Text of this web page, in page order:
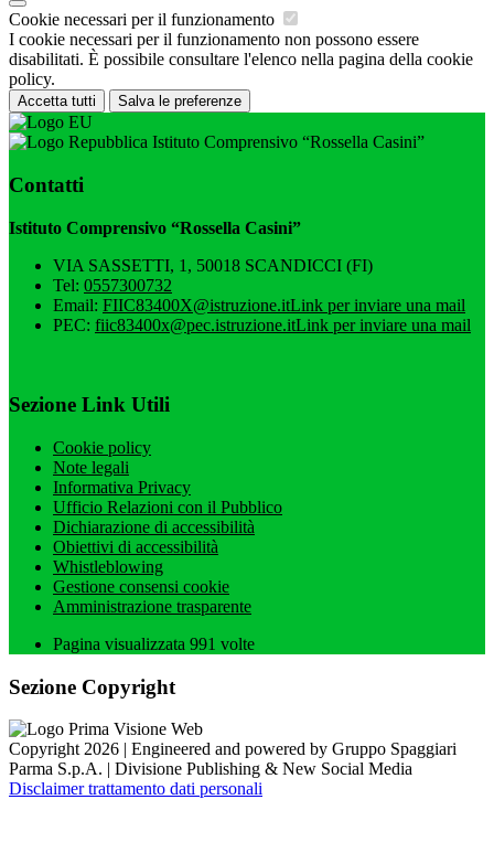
Cookie necessari per il funzionamento
I cookie necessari per il funzionamento non possono essere
disabilitati. È possibile consultare l'elenco nella pagina della cookie
policy.
Accetta tutti Salva le preferenze
Istituto Comprensivo “Rossella Casini”
Contatti
Istituto Comprensivo “Rossella Casini”
VIA SASSETTI, 1, 50018 SCANDICCI (FI)
Tel: 0557300732
Email: FIIC83400X@istruzione.itLink per inviare una mail
PEC: fiic83400x@pec.istruzione.itLink per inviare una mail
Sezione Link Utili
Cookie policy
Note legali
Informativa Privacy
Ufficio Relazioni con il Pubblico
Dichiarazione di accessibilità
Obiettivi di accessibilità
Whistleblowing
Gestione consensi cookie
Amministrazione trasparente
Pagina visualizzata 991 volte
Sezione Copyright
Copyright 2026 | Engineered and powered by Gruppo Spaggiari
Parma S.p.A. | Divisione Publishing & New Social Media
Disclaimer trattamento dati personali